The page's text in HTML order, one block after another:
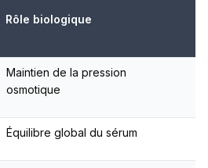
Rôle biologique
Maintien de la pression
osmotique
Équilibre global du sérum